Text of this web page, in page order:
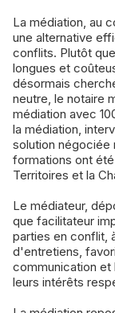
La médiation, au
une alternative
conflits. Plutôt
longues et
désormais
neutre, le notaire
médiation avec
la médiation,
solution négociée
formations ont
Territoires et la
Le médiateur,
que facilitateur
parties en conflit,
d'entretiens,
communication
leurs intérêts